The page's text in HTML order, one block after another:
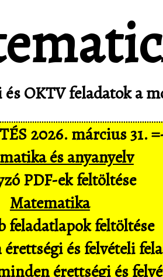
OKTV feladatok a
2026. március 31.
és anyanyelv
PDF-ek feltöltése
Matematika
feladatlapok feltöltése
és felvételi
érettségi és